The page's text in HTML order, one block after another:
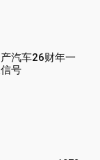
汽车26财年一
号